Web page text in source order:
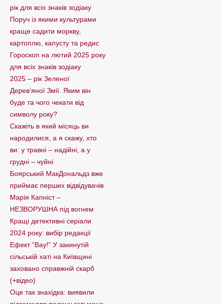
рік для всіх знаків зодіаку
Поруч із якими культурами
краще садити моркву,
картоплю, капусту та редис
Гороскоп на лютий 2025 року
для всіх знаків зодіаку
2025 – рік Зеленої
Дерев’яної Змії. Яким він
буде та чого чекати від
символу року?
Скажіть в який місяць ви
народилися, а я скажу, хто
ви: у травні – надійні, а у
грудні – чуйні
Боярський МакДональдз вже
приймає перших відвідувачів
Марія Капніст –
НЕЗВОРУШНА під вогнем
Кращі детективні серіали
2024 року: вибір редакції
Ефект “Вау!” У закинутій
сільській хаті на Київщині
заховано справжній скарб
(+відео)
Оце так знахідка: виявили